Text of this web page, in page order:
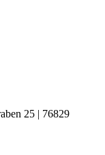
25 | 76829